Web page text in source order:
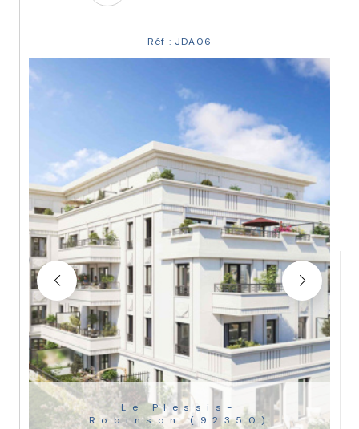
Réf : JDA06
Le Plessis-
Robinson (92350)